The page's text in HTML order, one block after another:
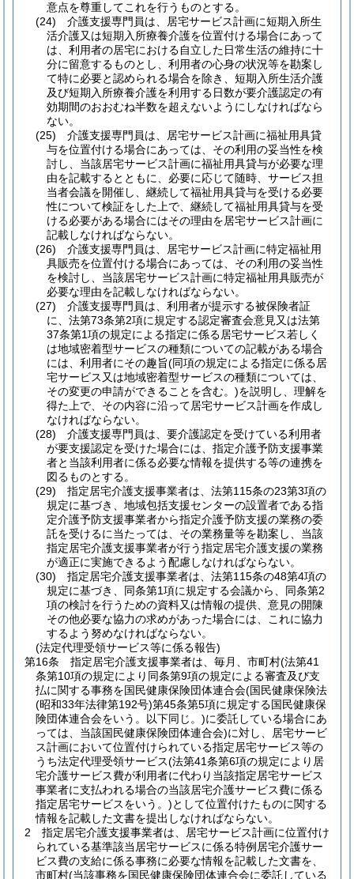
意点を尊重してこれを行うものとする。
(24)
介護支援専門員は、居宅サービス計画に短期入所生
活介護又は短期入所療養介護を位置付ける場合にあって
は、利用者の居宅における自立した日常生活の維持に十
分に留意するものとし、利用者の心身の状況等を勘案し
て特に必要と認められる場合を除き、短期入所生活介護
及び短期入所療養介護を利用する日数が要介護認定の有
効期間のおおむね半数を超えないようにしなければなら
ない。
(25)
介護支援専門員は、居宅サービス計画に福祉用具貸
与を位置付ける場合にあっては、その利用の妥当性を検
討し、当該居宅サービス計画に福祉用具貸与が必要な理
由を記載するとともに、必要に応じて随時、サービス担
当者会議を開催し、継続して福祉用具貸与を受ける必要
性について検証をした上で、継続して福祉用具貸与を受
ける必要がある場合にはその理由を居宅サービス計画に
記載しなければならない。
(26)
介護支援専門員は、居宅サービス計画に特定福祉用
具販売を位置付ける場合にあっては、その利用の妥当性
を検討し、当該居宅サービス計画に特定福祉用具販売が
必要な理由を記載しなければならない。
(27)
介護支援専門員は、利用者が提示する被保険者証
に、法第73条第2項に規定する認定審査会意見又は法第
37条第1項の規定による指定に係る居宅サービス若しく
は地域密着型サービスの種類についての記載がある場合
には、利用者にその趣旨(同項の規定による指定に係る居
宅サービス又は地域密着型サービスの種類については、
その変更の申請ができることを含む。)を説明し、理解を
得た上で、その内容に沿って居宅サービス計画を作成し
なければならない。
(28)
介護支援専門員は、要介護認定を受けている利用者
が要支援認定を受けた場合には、指定介護予防支援事業
者と当該利用者に係る必要な情報を提供する等の連携を
図るものとする。
(29)
指定居宅介護支援事業者は、法第115条の23第3項の
規定に基づき、地域包括支援センターの設置者である指
定介護予防支援事業者から指定介護予防支援の業務の委
託を受けるに当たっては、その業務量等を勘案し、当該
指定居宅介護支援事業者が行う指定居宅介護支援の業務
が適正に実施できるよう配慮しなければならない。
(30)
指定居宅介護支援事業者は、法第115条の48第4項の
規定に基づき、同条第1項に規定する会議から、同条第2
項の検討を行うための資料又は情報の提供、意見の開陳
その他必要な協力の求めがあった場合には、これに協力
するよう努めなければならない。
(法定代理受領サービス等に係る報告)
第16条
指定居宅介護支援事業者は、毎月、市町村(法第41
条第10項の規定により同条第9項の規定による審査及び支
払に関する事務を国民健康保険団体連合会(国民健康保険法
(昭和33年法律第192号)第45条第5項に規定する国民健康保
険団体連合会をいう。以下同じ。)に委託している場合にあ
っては、当該国民健康保険団体連合会)に対し、居宅サービ
ス計画において位置付けられている指定居宅サービス等の
うち法定代理受領サービス(法第41条第6項の規定により居
宅介護サービス費が利用者に代わり当該指定居宅サービス
事業者に支払われる場合の当該居宅介護サービス費に係る
指定居宅サービスをいう。)として位置付けたものに関する
情報を記載した文書を提出しなければならない。
2
指定居宅介護支援事業者は、居宅サービス計画に位置付け
られている基準該当居宅サービスに係る特例居宅介護サー
ビス費の支給に係る事務に必要な情報を記載した文書を、
市町村(当該事務を国民健康保険団体連合会に委託している